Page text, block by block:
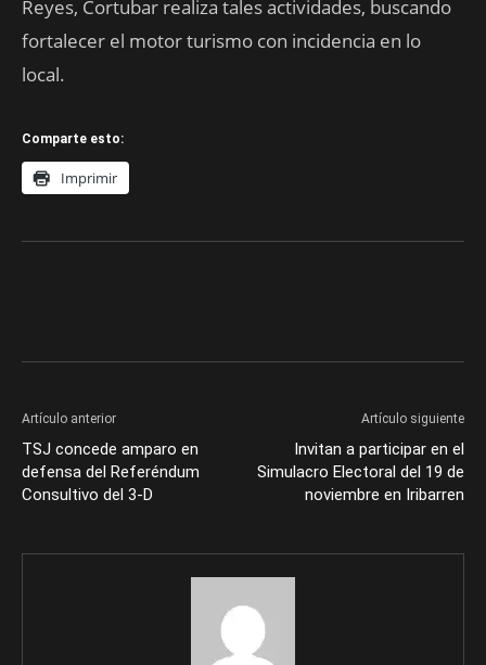
Reyes, Cortubar realiza tales actividades, buscando
fortalecer el motor turismo con incidencia en lo
local.
Comparte esto:
Imprimir
Artículo anterior
TSJ concede amparo en
defensa del Referéndum
Consultivo del 3-D
Artículo siguiente
Invitan a participar en el
Simulacro Electoral del 19 de
noviembre en Iribarren